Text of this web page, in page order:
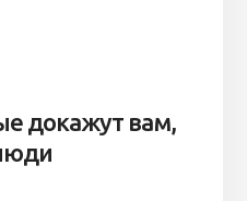
докажут вам,